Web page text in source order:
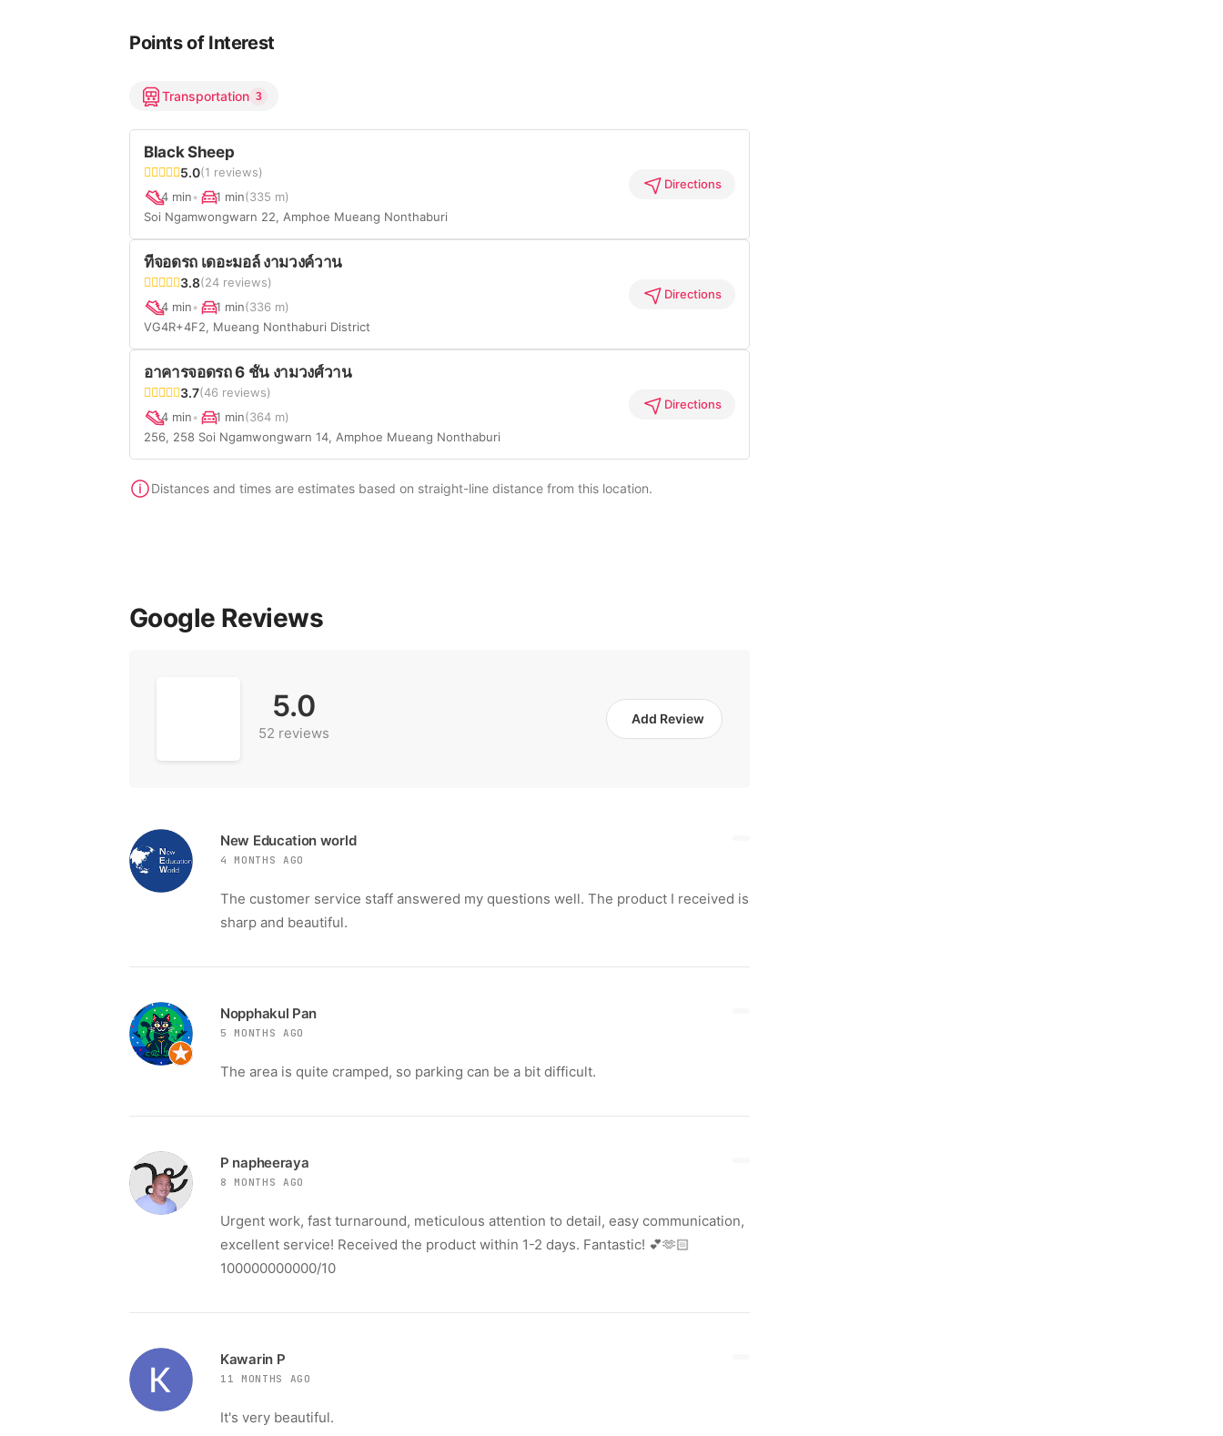
Points of Interest
Transportation 3
Black Sheep
5.0(1 reviews)
4 min• 1 min(335 m)
Soi Ngamwongwarn 22, Amphoe Mueang Nonthaburi
Directions
ที่จอดรถ เดอะมอล์ งามวงค์วาน
3.8(24 reviews)
4 min• 1 min(336 m)
VG4R+4F2, Mueang Nonthaburi District
Directions
อาคารจอดรถ 6 ชั้น งามวงศ์วาน
3.7(46 reviews)
4 min• 1 min(364 m)
256, 258 Soi Ngamwongwarn 14, Amphoe Mueang Nonthaburi
Directions
Distances and times are estimates based on straight-line distance from this location.
Google Reviews
5.0
52 reviews
Add Review
New Education world
4 MONTHS AGO
The customer service staff answered my questions well. The product I received is
sharp and beautiful.
Nopphakul Pan
5 MONTHS AGO
The area is quite cramped, so parking can be a bit difficult.
P napheeraya
8 MONTHS AGO
Urgent work, fast turnaround, meticulous attention to detail, easy communication,
excellent service! Received the product within 1-2 days. Fantastic! 💕🫶🏻
100000000000/10
Kawarin P
11 MONTHS AGO
It's very beautiful.